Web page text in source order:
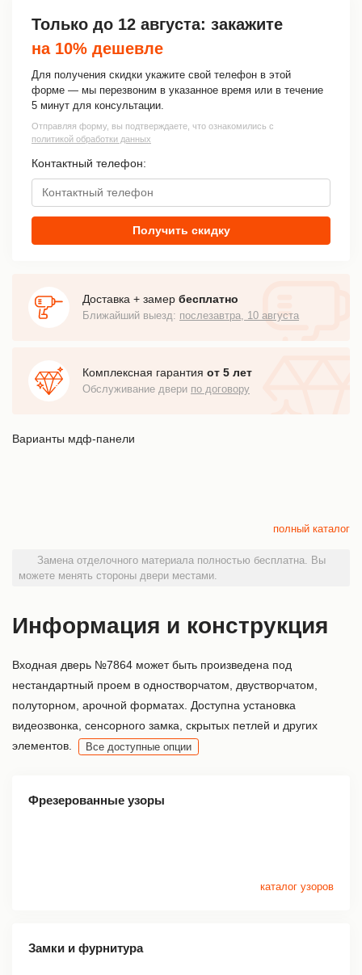
Только до 12 августа: закажите
на 10% дешевле
Для получения скидки укажите свой телефон в этой
форме — мы перезвоним в указанное время или в течение
5 минут для консультации.
Отправляя форму, вы подтверждаете, что ознакомились с
политикой обработки данных
Контактный телефон:
Получить скидку
Доставка + замер бесплатно
Ближайший выезд: послезавтра, 10 августа
Комплексная гарантия от 5 лет
Обслуживание двери по договору
Варианты мдф-панели
полный каталог
Замена отделочного материала полностью бесплатна. Вы
можете менять стороны двери местами.
Информация и конструкция
Входная дверь №7864 может быть произведена под
нестандартный проем в одностворчатом, двустворчатом,
полуторном, арочной форматах. Доступна установка
видеозвонка, сенсорного замка, скрытых петлей и других
элементов.
Все доступные опции
Фрезерованные узоры
каталог узоров
Замки и фурнитура